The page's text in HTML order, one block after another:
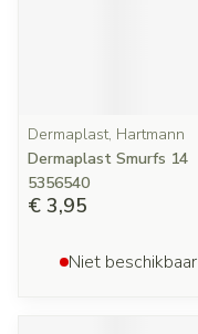
Dermaplast, Hartmann
Dermaplast Smurfs 14
5356540
€ 3,95
Niet beschikbaar